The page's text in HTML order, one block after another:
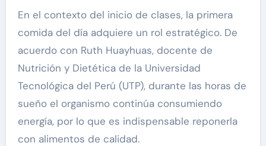
En el contexto del inicio de clases, la primera
comida del día adquiere un rol estratégico. De
acuerdo con Ruth Huayhuas, docente de
Nutrición y Dietética de la Universidad
Tecnológica del Perú (UTP), durante las horas de
sueño el organismo continúa consumiendo
energía, por lo que es indispensable reponerla
con alimentos de calidad.